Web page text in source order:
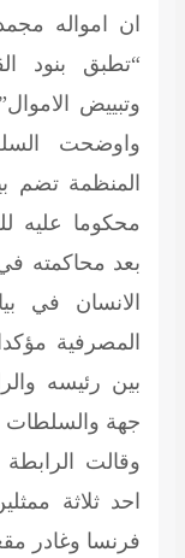
ان امواله
“تطبق بنود
وتبييض
واوضحت
محكوما عليه
الانسان في
المصرفية
بين رئيسه
جهة والسلطات
وقالت
احد ثلاثة
فرنسا وغادر